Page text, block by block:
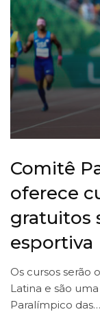
Comitê
oferece
gratuitos
esportiva
Os cursos serão
Latina e são
Paralímpico das…